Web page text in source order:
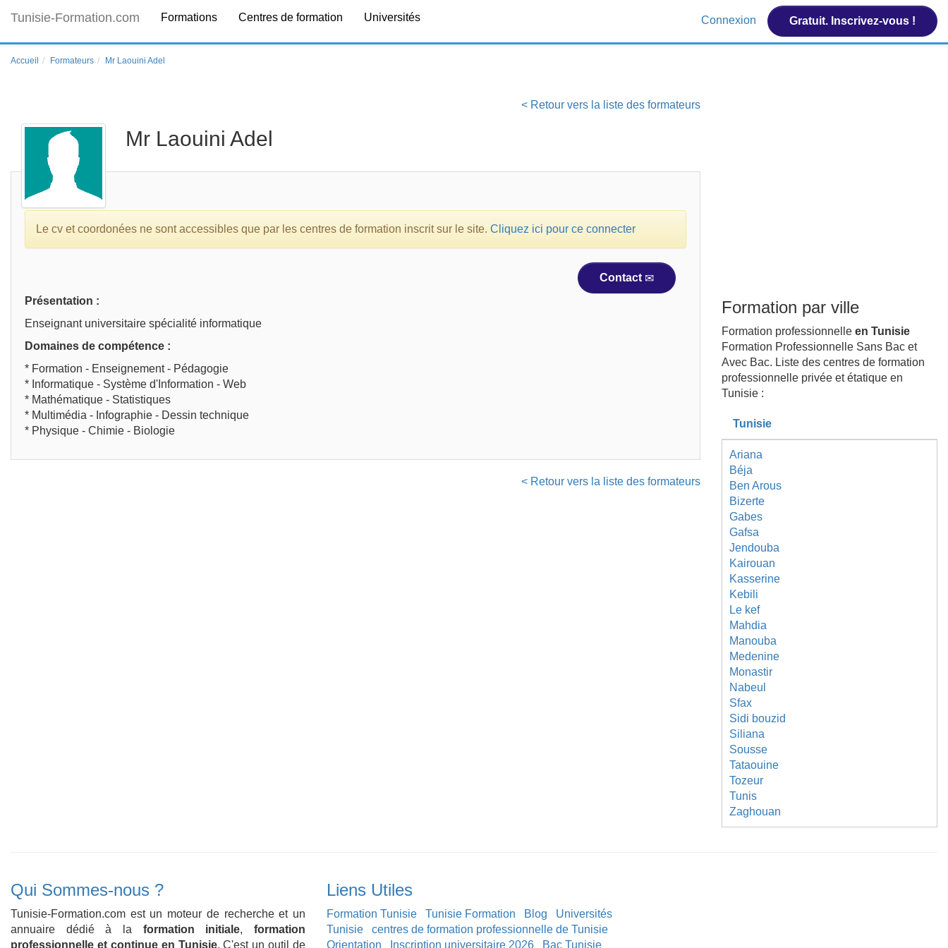
Tunisie-Formation.com Formations Centres de formation Universités Connexion Gratuit. Inscrivez-vous !
Accueil Formateurs Mr Laouini Adel
< Retour vers la liste des formateurs
Mr Laouini Adel
Le cv et coordonées ne sont accessibles que par les centres de formation inscrit sur le site. Cliquez ici pour ce connecter
Contact
Présentation :
Enseignant universitaire spécialité informatique
Domaines de compétence :
* Formation - Enseignement - Pédagogie
* Informatique - Système d'Information - Web
* Mathématique - Statistiques
* Multimédia - Infographie - Dessin technique
* Physique - Chimie - Biologie
< Retour vers la liste des formateurs
Formation par ville
Formation professionnelle en Tunisie
Formation Professionnelle Sans Bac et
Avec Bac. Liste des centres de formation
professionnelle privée et étatique en
Tunisie :
Tunisie
Ariana
Béja
Ben Arous
Bizerte
Gabes
Gafsa
Jendouba
Kairouan
Kasserine
Kebili
Le kef
Mahdia
Manouba
Medenine
Monastir
Nabeul
Sfax
Sidi bouzid
Siliana
Sousse
Tataouine
Tozeur
Tunis
Zaghouan
Qui Sommes-nous ?
Tunisie-Formation.com est un moteur de recherche et un
annuaire dédié à la formation initiale,formation
professionnelle et continue en Tunisie. C'est un outil de
Liens Utiles
Formation Tunisie Tunisie Formation Blog
Universités
Tunisie
centres de formation professionnelle de Tunisie
Orientation
Inscription universitaire 2026 Bac Tunisie